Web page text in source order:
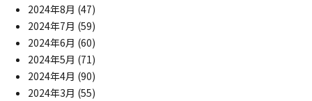
2024年8月 (47)
2024年7月 (59)
2024年6月 (60)
2024年5月 (71)
2024年4月 (90)
2024年3月 (55)